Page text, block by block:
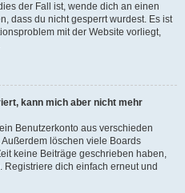
der Fall ist, wende dich an einen
dass du nicht gesperrt wurdest. Es ist
mit der Website vorliegt,
kann mich aber nicht mehr
Benutzerkonto aus verschieden
löschen viele Boards
keine Beiträge geschrieben haben,
dich einfach erneut und